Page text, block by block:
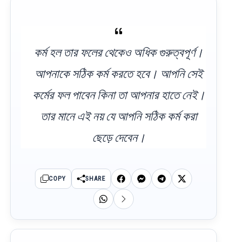
কর্ম হল তার ফলের থেকেও অধিক গুরুত্বপূর্ণ।
আপনাকে সঠিক কর্ম করতে হবে। আপনি সেই
কর্মের ফল পাবেন কিনা তা আপনার হাতে নেই।
তার মানে এই নয় যে আপনি সঠিক কর্ম করা
ছেড়ে দেবেন।
COPY SHARE